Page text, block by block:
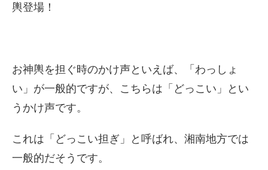
輿登場！
お神輿を担ぐ時のかけ声といえば、「わっしょ
い」 が一般的ですが、こちらは「どっこい」とい
うかけ声です。
これは「どっこい担ぎ」と呼ばれ、湘南地方では
一般的だそうです。